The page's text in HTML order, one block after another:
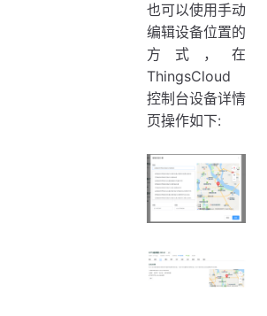
也可以使用手动
编辑设备位置的
方式，在
ThingsCloud
控制台设备详情
页操作如下: